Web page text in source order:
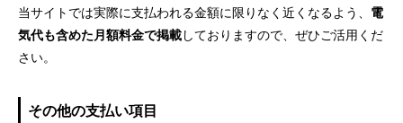
当サイトでは実際に支払われる金額に限りなく近くなるよう、 電
気代も含めた月額料金で掲載しておりますので、ぜひご活用くだ
さい。
その他の支払い項目